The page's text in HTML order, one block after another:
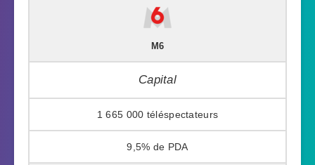
M6
Capital
1 665 000
9,5%